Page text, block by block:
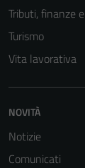
Tributi, finanze
Turismo
Vita lavorativa
NOVITÀ
Notizie
Comunicati